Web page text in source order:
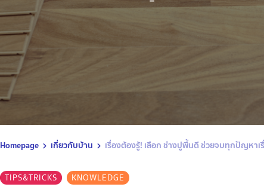
Homepage เกี่ยวกับบ้าน เรื่องต้องรู้! เลือก ช่างปูพื้นดี ช่วยจบทุกปัญหาเ
TIPS&TRICKS KNOWLEDGE